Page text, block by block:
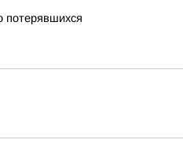
потерявшихся